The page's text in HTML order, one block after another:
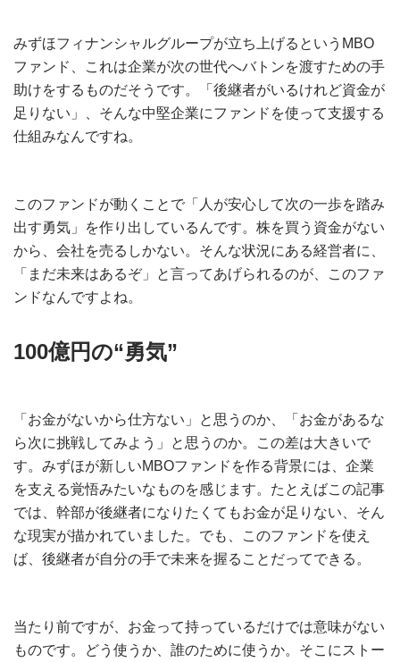
みずほフィナンシャルグループが立ち上げるというMBO
ファンド、これは企業が次の世代へバトンを渡すための手
助けをするものだそうです。「後継者がいるけれど資金が
足りない」、そんな中堅企業にファンドを使って支援する
仕組みなんですね。
このファンドが動くことで「人が安心して次の一歩を踏み
出す勇気」を作り出しているんです。株を買う資金がない
から、会社を売るしかない。そんな状況にある経営者に、
「まだ未来はあるぞ」と言ってあげられるのが、このファ
ンドなんですよね。
100億円の“勇気”
「お金がないから仕方ない」と思うのか、「お金があるな
ら次に挑戦してみよう」と思うのか。この差は大きいで
す。みずほが新しいMBOファンドを作る背景には、企業
を支える覚悟みたいなものを感じます。たとえばこの記事
では、幹部が後継者になりたくてもお金が足りない、そん
な現実が描かれていました。でも、このファンドを使え
ば、後継者が自分の手で未来を握ることだってできる。
当たり前ですが、お金って持っているだけでは意味がない
ものです。どう使うか、誰のために使うか。そこにストー